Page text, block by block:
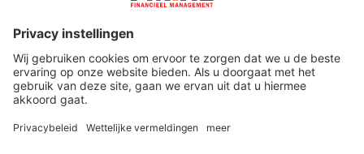
Werken bij ons
Privacy Statement
Algemene Voorwaarden